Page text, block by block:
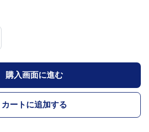
購入画面に進む
カートに追加する